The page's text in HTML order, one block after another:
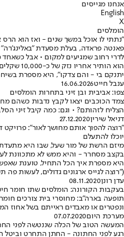
אנחנו מגייסים
English
X
הומלסים
"נתתי לו אוכל במשך שנים - ואז הוא
פאנטה פראדה, בעלת מסעדת "באלינג'רה"
לדרי רחוב שמגיעים למקום • אבל
הוא הותיר
יתנקם בי - והם צדקו", היא מספרת
ענבל חייט16.06.2026
צפו: אביבית ובן זיני בתחרות הומלסים
צמד הכוכבים יצאו לקבץ נדבות כשהם
הצליח לזהותם? • וגם: כמה קיבל זיני
דניאל שירין27.12.2020
"רוצה להפוך אותם מחושך לאור": פרויקט
יוכלו להתעלם
מיזם הרשת של מור שעל, שבו היא
בקצב מסחרר - והיא ממש לא מתכוונת
היא מספרת איך הכל התחיל, טוענת
("רוצה לגייס ארגונים גדולים, לעשות פה
עדן רונן08.11.2020
בעקבות הקורונה: הומלסים שתו חומר
תופעה בארה"ב: מחוסרי בית צורכים חומר
ונפטרים או מאבדים ראייתם בשל אחוז
מערכת היום07.07.2020
המעשה הטוב של הכלה שננטשה לפני
רגע לפני החתונה - החתן התחרט